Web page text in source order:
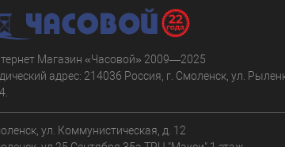
наличии
В избранное
Магазин «Часовой» 2009—2025
адрес: 214036 Россия, г. Смоленск, ул.
ул. Коммунистическая, д. 12